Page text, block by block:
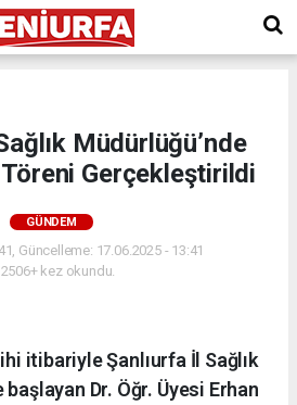
Müdürlüğü’nde
Gerçekleştirildi
GÜNDEM
Güncelleme: 17.06.2025 - 13:41
kez okundu.
itibariyle Şanlıurfa İl Sağlık
Dr. Öğr. Üyesi Erhan